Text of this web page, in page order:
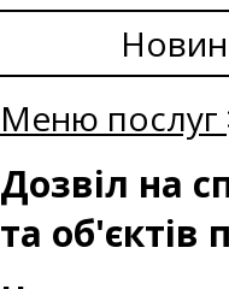
Меню послуг
Дозвіл на
та об'єктів